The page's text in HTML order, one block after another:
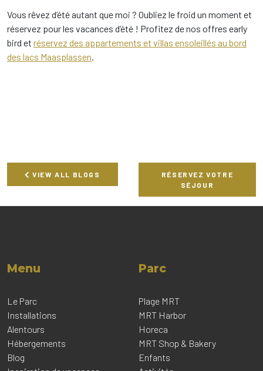
Vous rêvez d’été autant que moi ? Oubliez le froid un moment et
réservez pour les vacances d’été ! Profitez de nos offres early
bird et réservez des appartements et villas ensoleillés au bord
des lacs Maasplassen
VIEW ALL BLOGS
RÉSERVEZ VOTRE
SÉJOUR
Menu
Le Parc
Installations
Alentours
Hébergements
Blog
Parc
Plage MRT
MRT Harbor
Horeca
MRT Shop & Bakery
Enfants